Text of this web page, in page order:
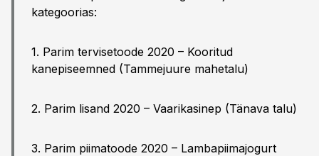
kategoorias:
1. Parim tervisetoode 2020 – Kooritud
kanepiseemned (Tammejuure mahetalu)
2. Parim lisand 2020 – Vaarikasinep (Tänava talu)
3. Parim piimatoode 2020 – Lambapiimajogurt